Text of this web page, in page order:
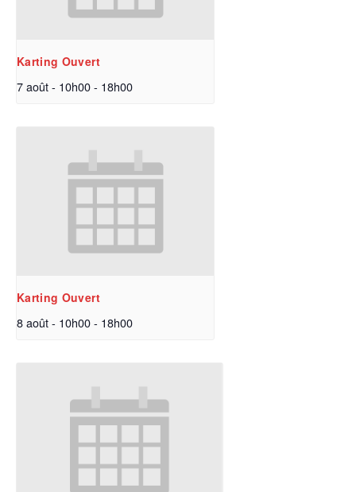
Karting Ouvert
7 août - 10h00- 18h00
Karting Ouvert
8 août - 10h00- 18h00